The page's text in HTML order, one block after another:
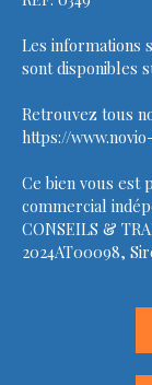
Les informations
sont disponibles
Retrouvez tous
https://
Ce bien vous est
commercial
CONSEILS &
2024AT00098,